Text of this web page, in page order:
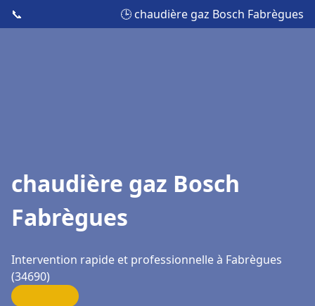
📞 🕒 chaudière gaz Bosch Fabrègues
chaudière gaz Bosch
Fabrègues
Intervention rapide et professionnelle à Fabrègues
(34690)